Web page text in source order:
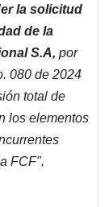
la solicitud
de la
S.A, por
080 de 2024
total de
los elementos
FCF".